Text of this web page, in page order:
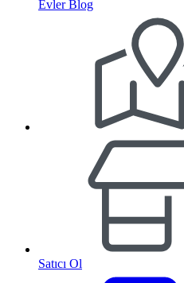
Evler Blog
Satıcı Ol